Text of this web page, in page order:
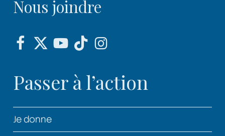
Nous joindre
Passer à l’action
Je donne